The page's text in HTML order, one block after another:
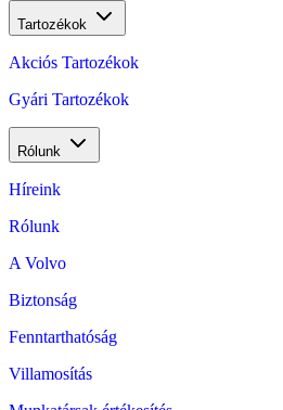
Tartozékok
Akciós Tartozékok
Gyári Tartozékok
Rólunk
Híreink
Rólunk
A Volvo
Biztonság
Fenntarthatóság
Villamosítás